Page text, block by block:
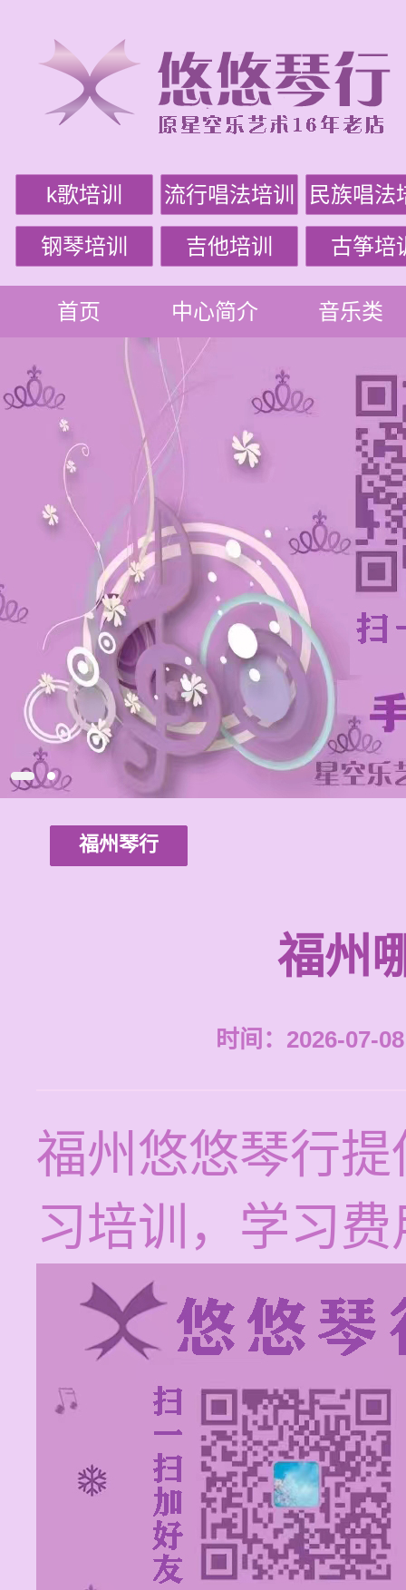
k歌培训 流行唱法培训 民族唱法
钢琴培训 吉他培训 古筝培
首页 中心简介 音乐类
福州琴行
福州
时间：2026-07-
福州悠悠琴行
习培训，学习